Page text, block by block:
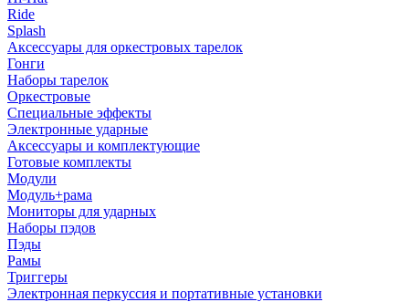
Ride
Splash
Аксессуары для оркестровых тарелок
Гонги
Наборы тарелок
Оркестровые
Специальные эффекты
Электронные ударные
Аксессуары и комплектующие
Готовые комплекты
Модули
Модуль+рама
Мониторы для ударных
Наборы пэдов
Пэды
Рамы
Триггеры
Электронная перкуссия и портативные установки